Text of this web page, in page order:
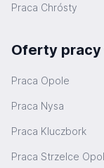
Praca Chrósty
Oferty pracy
Praca Opole
Praca Nysa
Praca Kluczbork
Praca Strzelce